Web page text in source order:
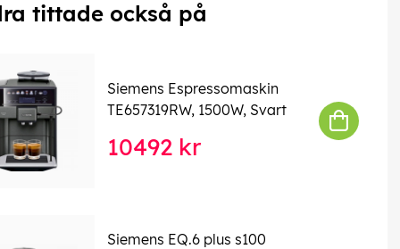
tittade också på
Siemens Espressomaskin
TE657319RW, 1500W, Svart
10492 kr
Siemens EQ.6 plus s100